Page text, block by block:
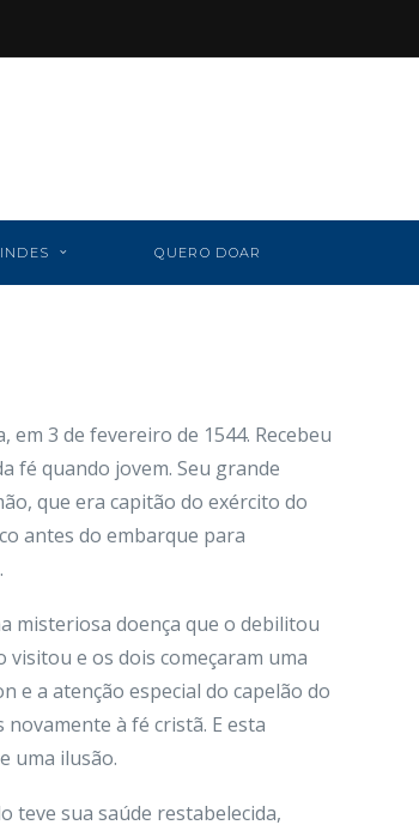
QUERO DOAR
em 3 de fevereiro de 1544. Recebeu
fé quando jovem. Seu grande
que era capitão do exército do
antes do embarque para
misteriosa doença que o debilitou
e os dois começaram uma
e a atenção especial do capelão do
à fé cristã. E esta
uma ilusão.
teve sua saúde restabelecida,